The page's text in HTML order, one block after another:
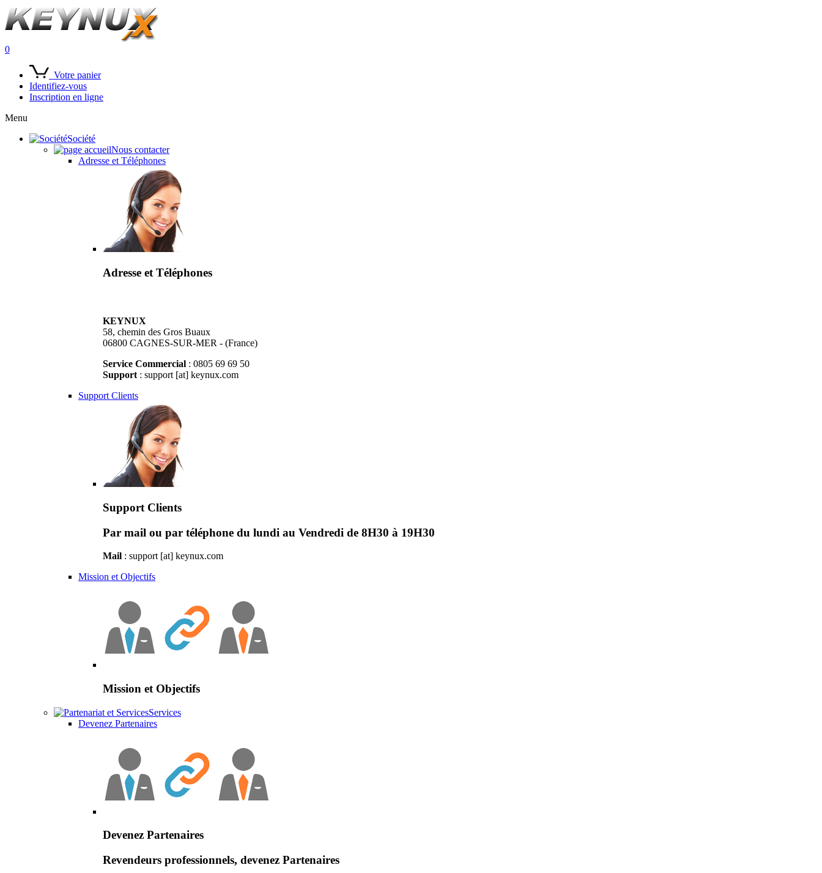
0
Votre panier
Identifiez-vous
Inscription en ligne
Menu
Société
Nous contacter
Adresse et Téléphones
Adresse et Téléphones
KEYNUX
58, chemin des Gros Buaux
06800 CAGNES-SUR-MER - (France)
Service Commercial : 0805 69 69 50
Support : support [at] keynux.com
Support Clients
Support Clients
Par mail ou par téléphone du lundi au Vendredi de 8H30 à 19H30
Mail : support [at] keynux.com
Mission et Objectifs
Mission et Objectifs
Services
Devenez Partenaires
Devenez Partenaires
Revendeurs professionnels, devenez Partenaires